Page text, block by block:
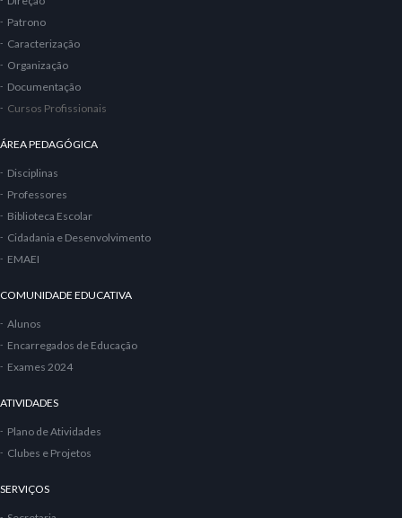
Patrono
Caracterização
Organização
Documentação
Cursos Profissionais
ÁREA PEDAGÓGICA
Disciplinas
Professores
Biblioteca Escolar
Cidadania e Desenvolvimento
EMAEI
COMUNIDADE EDUCATIVA
Alunos
Encarregados de Educação
Exames 2024
ATIVIDADES
Plano de Atividades
Clubes e Projetos
SERVIÇOS